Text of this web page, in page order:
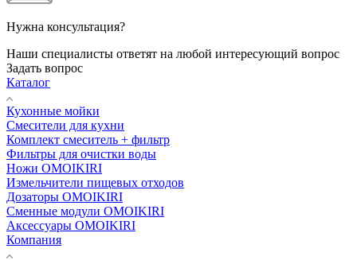
Нужна консультация?
Наши специалисты ответят на любой интересующий вопрос
Задать вопрос
Каталог
Кухонные мойки
Смесители для кухни
Комплект смеситель + фильтр
Фильтры для очистки воды
Ножи OMOIKIRI
Измельчители пищевых отходов
Дозаторы OMOIKIRI
Cменные модули OMOIKIRI
Аксессуары OMOIKIRI
Компания